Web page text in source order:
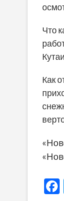
Что
Как